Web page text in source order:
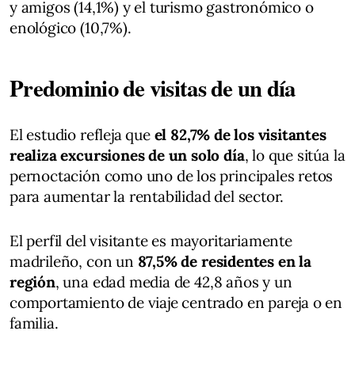
y amigos (14,1%) y el turismo gastronómico o
enológico (10,7%).
Predominio de visitas de un día
El estudio refleja que el 82,7% de los visitantes
realiza excursiones de un solo día, lo que sitúa la
pernoctación como uno de los principales retos
para aumentar la rentabilidad del sector.
El perfil del visitante es mayoritariamente
madrileño, con un 87,5% de residentes en la
región, una edad media de 42,8 años y un
comportamiento de viaje centrado en pareja o en
familia.